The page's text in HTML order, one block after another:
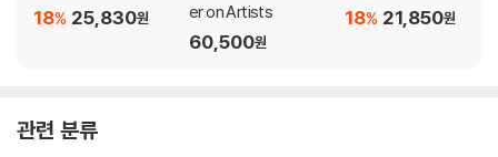
25,830원
18%
er on Artists
60,500원
21,850원
18%
관련 분류